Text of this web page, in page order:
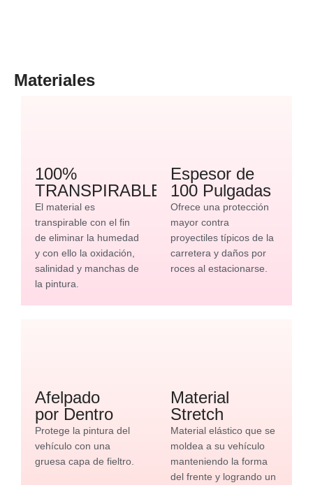
Materiales
100%
TRANSPIRABLE
El material es
transpirable con el fin
de eliminar la humedad
y con ello la oxidación,
salinidad y manchas de
la pintura.
Espesor de
100 Pulgadas
Ofrece una protección
mayor contra
proyectiles típicos de la
carretera y daños por
roces al estacionarse.
Afelpado
por Dentro
Protege la pintura del
vehículo con una
gruesa capa de fieltro.
Material
Stretch
Material elástico que se
moldea a su vehículo
manteniendo la forma
del frente y logrando un